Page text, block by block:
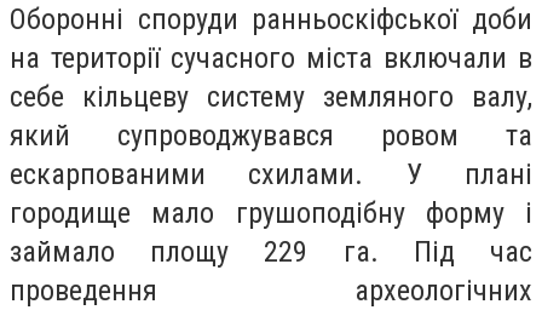
Оборонні споруди ранньоскіфської доби
на території сучасного міста включали в
себе кільцеву систему земляного валу,
який супроводжувався ровом та
ескарпованими схилами. У плані
городище мало грушоподібну форму і
займало площу 229 га. Під час
проведення археологічних